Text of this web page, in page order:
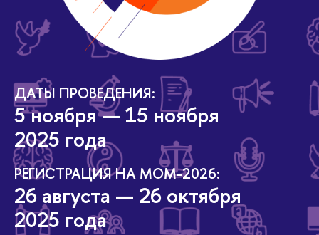
ДАТЫ ПРОВЕДЕНИЯ:
5 ноября — 15 ноября
2025 года
РЕГИСТРАЦИЯ НА МОМ-2026:
26 августа — 26 октября
2025 года